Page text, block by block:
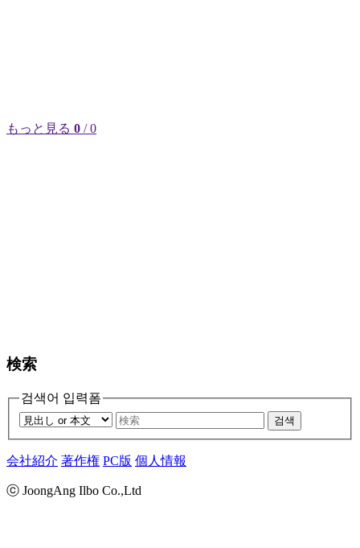
もっと見る 0 / 0
検索
검색어 입력폼
검색
会社紹介 著作権 PC版 個人情報
ⓒ JoongAng Ilbo Co.,Ltd